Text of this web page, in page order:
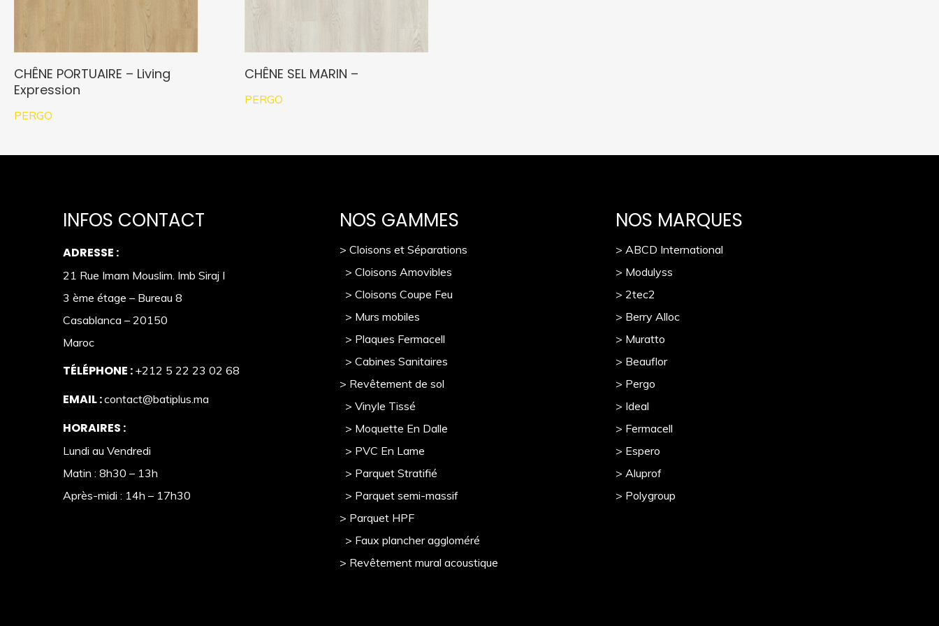
CHÊNE PORTUAIRE – Living
Expression
PERGO
CHÊNE SEL MARIN –
PERGO
INFOS CONTACT
ADRESSE :
21 Rue Imam Mouslim. Imb Siraj I
3 ème étage – Bureau 8
Casablanca – 20150
Maroc
TÉLÉPHONE : +212 5 22 23 02 68
EMAIL :contact@batiplus.ma
HORAIRES :
Lundi au Vendredi
Matin : 8h30 – 13h
Après-midi : 14h – 17h30
NOS GAMMES
> Cloisons et Séparations
> Cloisons Amovibles
> Cloisons Coupe Feu
> Murs mobiles
> Plaques Fermacell
> Cabines Sanitaires
> Revêtement de sol
> Vinyle Tissé
> Moquette En Dalle
> PVC En Lame
> Parquet Stratifié
> Parquet semi-massif
> Parquet HPF
> Faux plancher aggloméré
> Revêtement mural acoustique
NOS MARQUES
> ABCD International
> Modulyss
> 2tec2
> Berry Alloc
> Muratto
> Beauflor
> Pergo
> Ideal
> Fermacell
> Espero
> Aluprof
> Polygroup